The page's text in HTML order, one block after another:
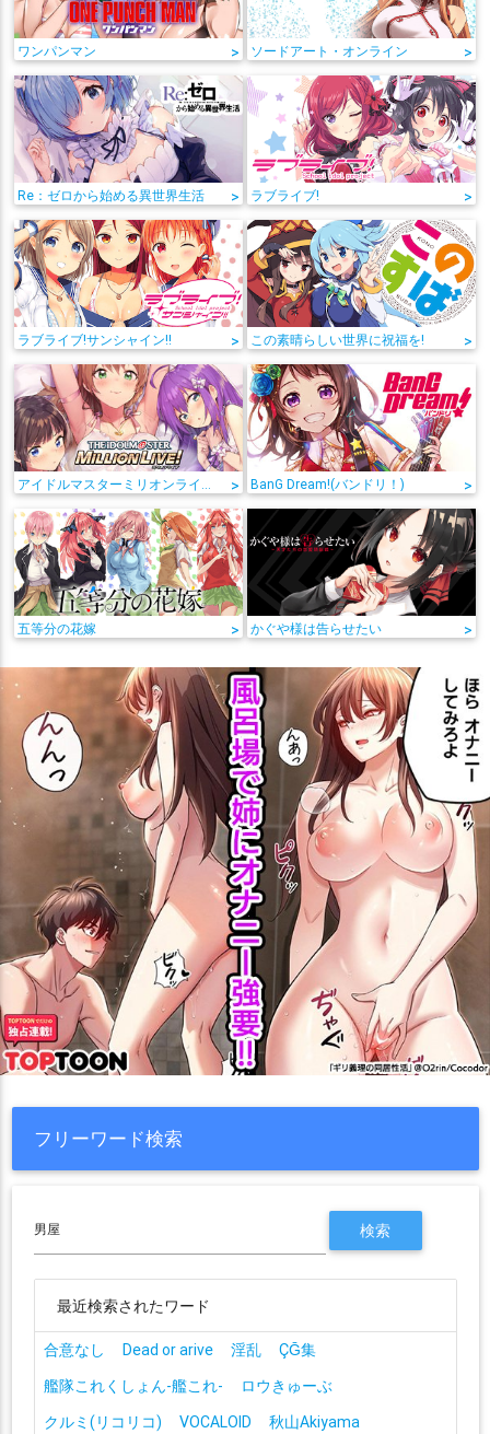
ワンパンマン > ソードアート・オンライン >
Re：ゼロから始める異世界生活 > ラブライブ! >
ラブライブ!サンシャイン!! > この素晴らしい世界に祝福を! >
アイドルマスターミリオンライブ! > BanG Dream!(バンドリ！) >
五等分の花嫁 > かぐや様は告らせたい >
フリーワード検索
最近検索されたワード
合意なし Dead or arive 淫乱
ÇḠ集
艦隊これくしょん-艦これ-
ロウきゅーぶ
クルミ(リコリコ)
VOCALOID
秋山Akiyama